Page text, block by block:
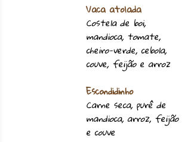
Vaca atolada
Costela de boi,
mandioca, tomate,
cheiro-verde, cebola,
couve, feijão e arroz
Escondidinho
Carne seca, purê de
mandioca, arroz, feijão
e couve